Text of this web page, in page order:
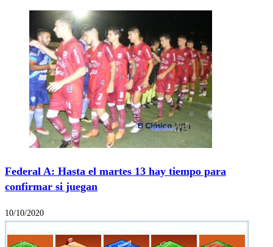
Federal A: Hasta el martes 13 hay tiempo para
confirmar si juegan
10/10/2020